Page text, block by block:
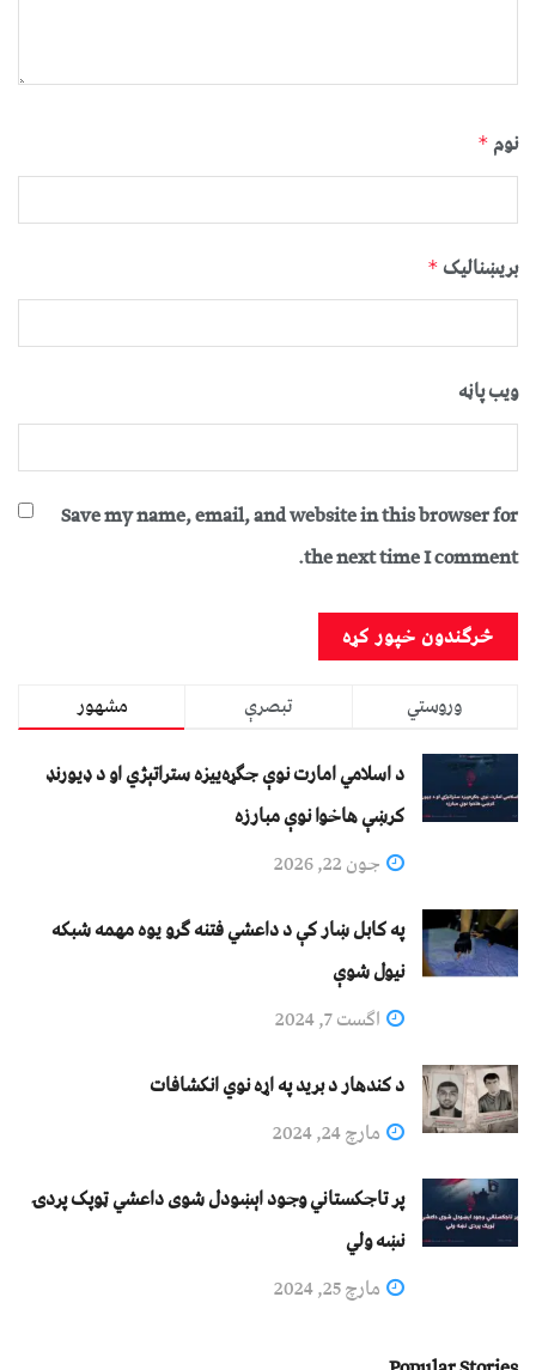
نوم *
بریښنالیک *
ویب پاڼه
Save my name, email, and website in this browser for
the next time I comment.
مشهور تبصرې
وروستي
د اسلامي امارت نوې جګړه‌ییزه ستراتېژي او د ډیورنډ
کرښې هاخوا نوې مبارزه
جون 22, 2026
په کابل ښار کې د داعشي فتنه ګرو يوه مهمه شبکه
نيول شوې
اگست 7, 2024
د کندهار د برید په اړه نوي انکشافات
مارچ 24, 2024
پر تاجکستاني وجود اېښودل شوی داعشي ټوپک پردۍ
نښه ولي
مارچ 25, 2024